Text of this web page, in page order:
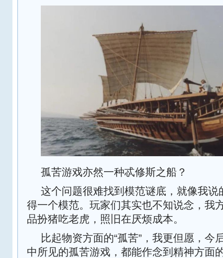
孤苦游戏亦然一种忒修斯之船？
这个问题很难找到模范谜底，就像我说
得一个模范。玩家们其实也不知说念，我
品扮猪吃老虎，照旧在厌烦成本。
比起物资方面的“孤苦”，我更但愿，今
中所见的孤苦游戏，都能作念到精神方面